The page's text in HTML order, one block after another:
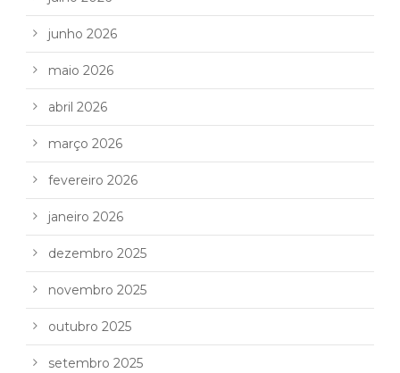
junho 2026
maio 2026
abril 2026
março 2026
fevereiro 2026
janeiro 2026
dezembro 2025
novembro 2025
outubro 2025
setembro 2025